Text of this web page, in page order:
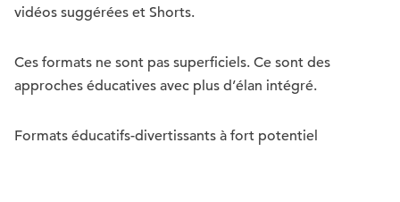
vidéos suggérées et Shorts.
Ces formats ne sont pas superficiels. Ce sont des
approches éducatives avec plus d’élan intégré.
Formats éducatifs-divertissants à fort potentiel